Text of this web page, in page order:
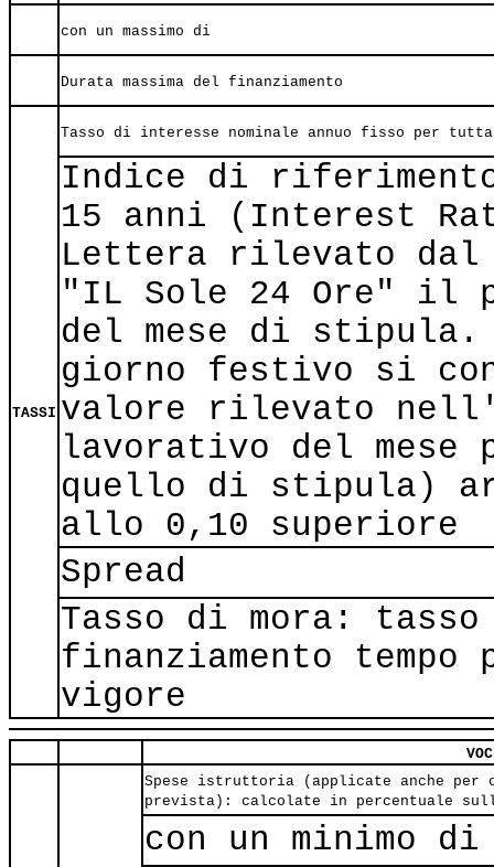
con un massimo di
Durata massima del finanziamento
TASSI
Tasso di interesse nominale annuo fisso per
Indice di
15 anni (Interest
Lettera rilevato dal
"IL Sole 24 Ore" il
del mese di
giorno festivo si
valore rilevato
lavorativo del mese
quello di stipula)
allo 0,10 superiore
Spread
Tasso di mora:
finanziamento tempo
vigore
Spese istruttoria (applicate anche per
prevista): calcolate in percentuale
con un minimo di